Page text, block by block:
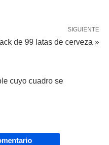
SIGUIENTE
de 99 latas de cerveza »
cuyo cuadro se